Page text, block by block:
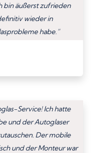
bin äußerst zufrieden
wieder in
habe.”
Service! Ich hatte
und der Autoglaser
Der mobile
und der Monteur war